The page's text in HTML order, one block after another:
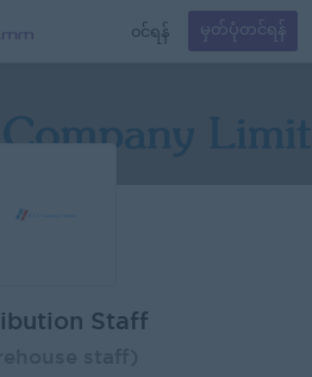
၀င်ရန် မှတ်ပုံတင်ရန်
Staff